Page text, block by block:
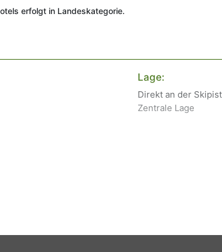
erfolgt in Landeskategorie.
Lage:
Direkt an der
Zentrale Lage